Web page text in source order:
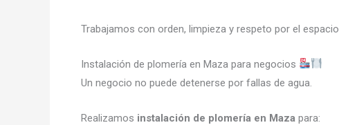
Trabajamos con orden, limpieza y respeto por el espacio.
Instalación de plomería en Maza para negocios
Un negocio no puede detenerse por fallas de agua.
Realizamos instalación de plomería en Maza para: